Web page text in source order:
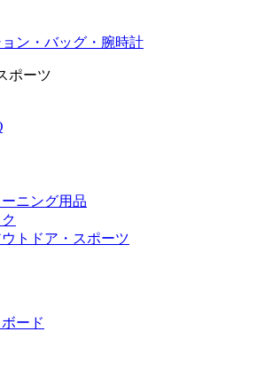
ン・バッグ・腕時計
ポーツ
ニング用品
トドア・スポーツ
ード